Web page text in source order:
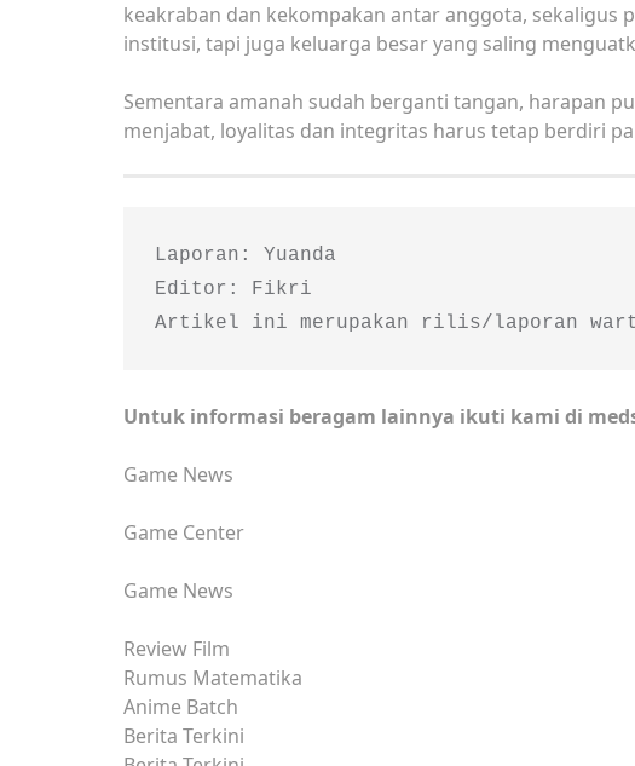
keakraban dan kekompakan antar anggota, sekaligus
institusi, tapi juga keluarga besar yang saling
Sementara amanah sudah berganti tangan, harapan
menjabat, loyalitas dan integritas harus tetap berdiri
Laporan: Yuanda
Editor: Fikri
Artikel ini merupakan rilis/laporan
Untuk informasi beragam lainnya ikuti kami di
Game News
Game Center
Game News
Review Film
Rumus Matematika
Anime Batch
Berita Terkini